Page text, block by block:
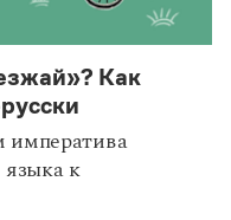
Как
императива
языка к